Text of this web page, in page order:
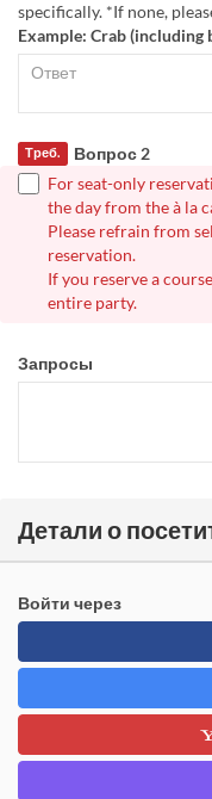
specifically. *If none,
Example: Crab
Вопрос 2
Треб.
For seat-only
the day from the à la
Please refrain from
reservation.
If you reserve a
entire party.
Запросы
Детали о
Войти через